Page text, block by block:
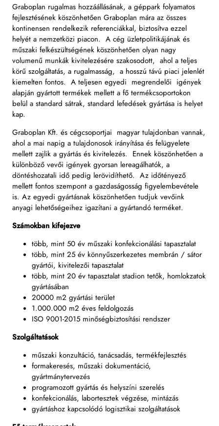
Graboplan rugalmas hozzáállásának, a géppark folyamatos
fejlesztésének köszönhetően Graboplan mára az összes
kontinensen rendelkezik referenciákkal, biztosítva ezzel
helyét a nemzetközi piacon. A cég üzletpolitikájának és
műszaki felkészültségének köszönhetően olyan nagy
volumenű munkák kivitelezésére szakosodott, ahol a teljes
körű szolgáltatás, a rugalmasság, a hosszú távú piaci jelenlét
kiemelten fontos. A teljesen egyedi megrendelői igények
alapján gyártott termékek mellett a fő termékcsoportokon
belül a standard sátrak, standard lefedések gyártása is helyet
kap.
Graboplan Kft. és cégcsoportjai magyar tulajdonban vannak,
ahol a mai napig a tulajdonosok irányítása és felügyelete
mellett zajlik a gyártás és kivitelezés. Ennek köszönhetően a
különböző vevői igények gyorsan lereagálhatók, a
döntéshozatali idő pedig lerövidíthető. Az időtényező
mellett fontos szempont a gazdaságosság figyelembevétele
is. Az egyedi gyártásnak köszönhetően tudjuk vevőink
anyagi lehetőségeihez igazítani a gyártandó terméket.
Számokban kifejezve
több, mint 50 év műszaki konfekcionálási tapasztalat
több, mint 25 év könnyűszerkezetes membrán / sátor
gyártói, kivitelezői tapasztalat
több, mint 20 év tapasztalat stadion tetők, homlokzatok
gyártásában
20000 m2 gyártási terület
1.000.000 m2 éves feldolgozás
ISO 9001-2015 minőségbiztosítási rendszer
Szolgáltatások
műszaki konzultáció, tanácsadás, termékfejlesztés
formakeresés, műszaki dokumentáció,
gyártmánytervezés
programozott gyártás és helyszíni szerelés
konfekcionálás, labortesztek végzése, mintázás
gyártáshoz kapcsolódó logisztikai szolgáltatások